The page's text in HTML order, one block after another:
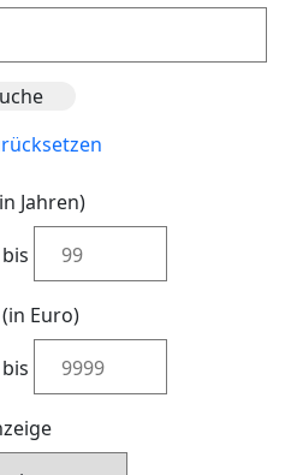
Jahren)
bis
Euro)
bis